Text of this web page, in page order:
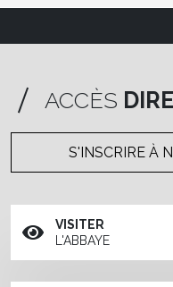
ACCÈS
S'INSCRIRE À
VISITER
L'ABBAYE